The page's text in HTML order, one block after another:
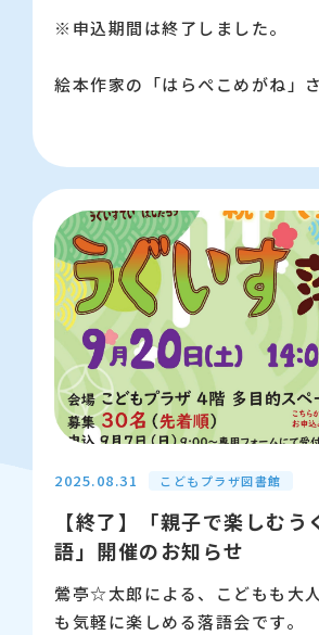
※申込期間は終了しました。
絵本作家の「はらぺこめがね」
分だけの楽しいお弁当を作っち
みんなはどんなお弁当を作る
くがいっぱいのワークショップ
※はらぺこめがねさんの絵本を持
会終了後、サイン会に参加でき
冊）
【日時】 9月28日（日曜日）
（入場開始：10時半）
【会場】 江東区こどもプラ
スペース1
【対象】 幼児から小学生と保
【定員】 80名（抽選）
2025.08.31 こどもプラザ図書館
【終了】「親子で楽しむう
語」開催のお知らせ
鶯亭☆太郎による、こどもも大
も気軽に楽しめる落語会です。